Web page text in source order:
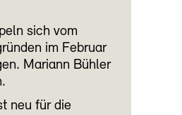
sich vom
im Februar
Mariann Bühler
neu für die